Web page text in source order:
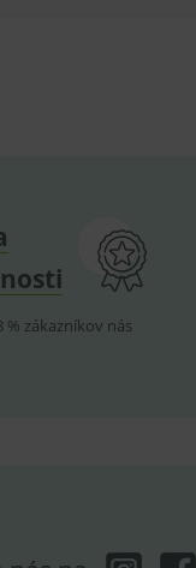
% zákazníkov nás
zapamatování
analytics.
analytics.
vhodné reklamy.
reklamy.
cookies a
reklamy.